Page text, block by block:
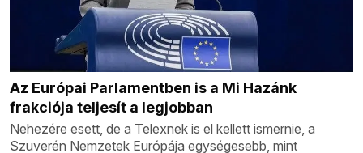
Az Európai Parlamentben is a Mi Hazánk
frakciója teljesít a legjobban
Nehezére esett, de a Telexnek is el kellett ismernie, a
Szuverén Nemzetek Európája egységesebb, mint